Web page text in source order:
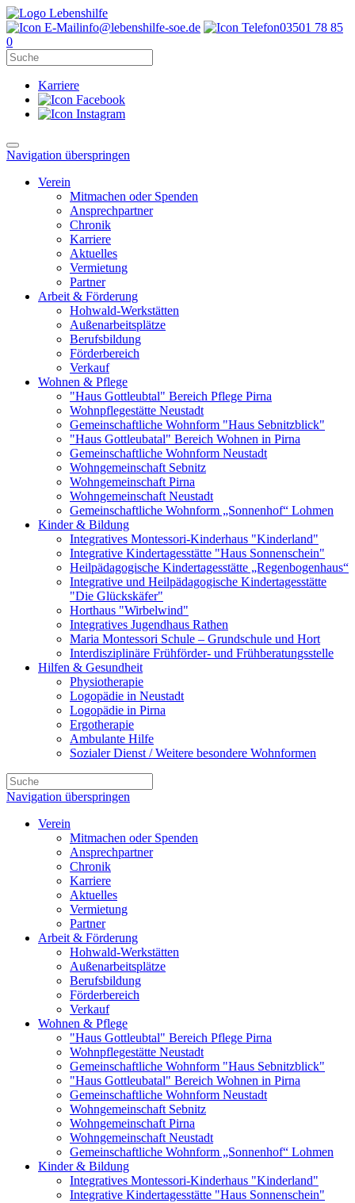
info@lebenshilfe-soe.de
03501 78 85
0
Karriere
Navigation überspringen
Verein
Mitmachen oder Spenden
Ansprechpartner
Chronik
Karriere
Aktuelles
Vermietung
Partner
Arbeit & Förderung
Hohwald-Werkstätten
Außenarbeitsplätze
Berufsbildung
Förderbereich
Verkauf
Wohnen & Pflege
"Haus Gottleubtal" Bereich Pflege Pirna
Wohnpflegestätte Neustadt
Gemeinschaftliche Wohnform "Haus Sebnitzblick"
"Haus Gottleubatal" Bereich Wohnen in Pirna
Gemeinschaftliche Wohnform Neustadt
Wohngemeinschaft Sebnitz
Wohngemeinschaft Pirna
Wohngemeinschaft Neustadt
Gemeinschaftliche Wohnform „Sonnenhof“ Lohmen
Kinder & Bildung
Integratives Montessori-Kinderhaus "Kinderland"
Integrative Kindertagesstätte "Haus Sonnenschein"
Heilpädagogische Kindertagesstätte „Regenbogenhaus“
Integrative und Heilpädagogische Kindertagesstätte
"Die Glückskäfer"
Horthaus "Wirbelwind"
Integratives Jugendhaus Rathen
Maria Montessori Schule – Grundschule und Hort
Interdisziplinäre Frühförder- und Frühberatungsstelle
Hilfen & Gesundheit
Physiotherapie
Logopädie in Neustadt
Logopädie in Pirna
Ergotherapie
Ambulante Hilfe
Sozialer Dienst / Weitere besondere Wohnformen
Navigation überspringen
Verein
Mitmachen oder Spenden
Ansprechpartner
Chronik
Karriere
Aktuelles
Vermietung
Partner
Arbeit & Förderung
Hohwald-Werkstätten
Außenarbeitsplätze
Berufsbildung
Förderbereich
Verkauf
Wohnen & Pflege
"Haus Gottleubtal" Bereich Pflege Pirna
Wohnpflegestätte Neustadt
Gemeinschaftliche Wohnform "Haus Sebnitzblick"
"Haus Gottleubatal" Bereich Wohnen in Pirna
Gemeinschaftliche Wohnform Neustadt
Wohngemeinschaft Sebnitz
Wohngemeinschaft Pirna
Wohngemeinschaft Neustadt
Gemeinschaftliche Wohnform „Sonnenhof“ Lohmen
Kinder & Bildung
Integratives Montessori-Kinderhaus "Kinderland"
Integrative Kindertagesstätte "Haus Sonnenschein"